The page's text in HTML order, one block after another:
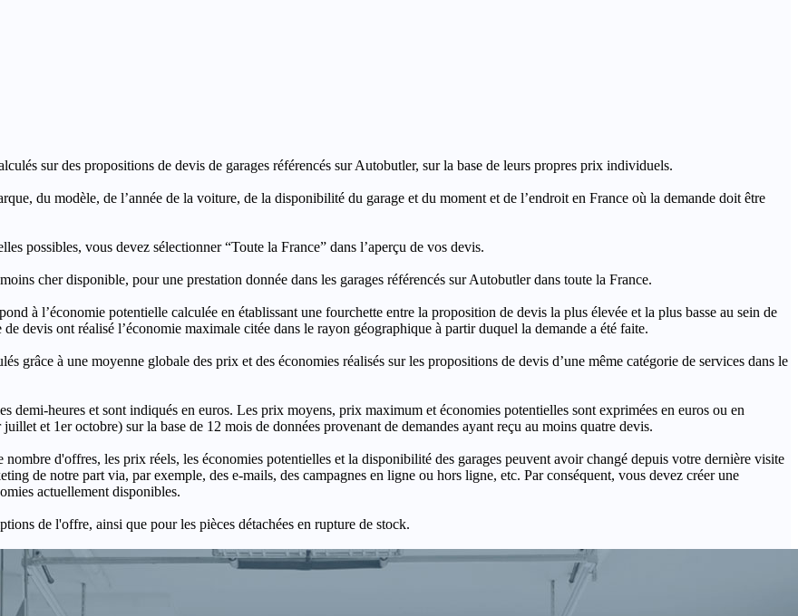
sur des propositions de devis de garages référencés sur Autobutler, sur la base de leurs propres prix individuels.
du modèle, de l’année de la voiture, de la disponibilité du garage et du moment et de l’endroit en France où la demande doit être
possibles, vous devez sélectionner “Toute la France” dans l’aperçu de vos devis.
cher disponible, pour une prestation donnée dans les garages référencés sur Autobutler dans toute la France.
à l’économie potentielle calculée en établissant une fourchette entre la proposition de devis la plus élevée et la plus basse au sein de
devis ont réalisé l’économie maximale citée dans le rayon géographique à partir duquel la demande a été faite.
à une moyenne globale des prix et des économies réalisés sur les propositions de devis d’une même catégorie de services dans le
heures et sont indiqués en euros. Les prix moyens, prix maximum et économies potentielles sont exprimées en euros ou en
et 1er octobre) sur la base de 12 mois de données provenant de demandes ayant reçu au moins quatre devis.
d'offres, les prix réels, les économies potentielles et la disponibilité des garages peuvent avoir changé depuis votre dernière visite
de notre part via, par exemple, des e-mails, des campagnes en ligne ou hors ligne, etc. Par conséquent, vous devez créer une
actuellement disponibles.
de l'offre, ainsi que pour les pièces détachées en rupture de stock.